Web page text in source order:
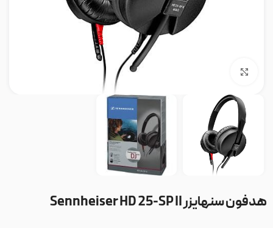
هدفون سنهایزر Sennheiser HD 25-SP II